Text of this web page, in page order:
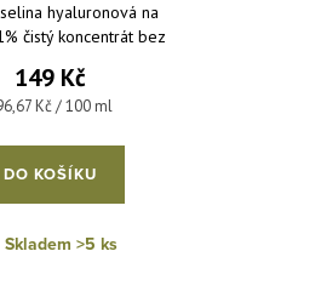
hyaluronová na
čistý koncentrát bez
149 Kč
cena:
Kč / 100 ml
DO KOŠÍKU
Skladem >5 ks